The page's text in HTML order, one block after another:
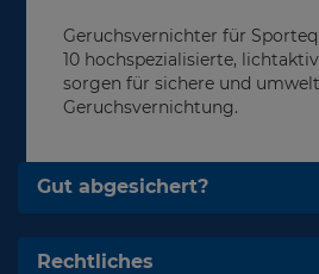
Geruchsvernichter für
10 hochspezialisierte,
sorgen für sichere und
Geruchsvernichtung.
Gut abgesichert?
Rechtliches